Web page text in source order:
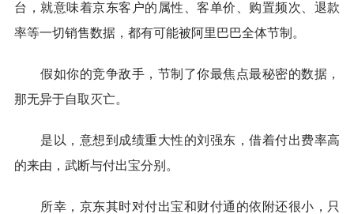
台，就意味着京东客户的属性、客单价、购置频次、退款
率等一切销售数据，都有可能被阿里巴巴全体节制。
假如你的竞争敌手，节制了你最焦点最秘密的数据，
那无异于自取灭亡。
是以，意想到成绩重大性的刘强东，借着付出费率高
的来由，武断与付出宝分别。
所幸，京东其时对付出宝和财付通的依附还很小，只